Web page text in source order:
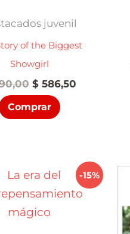
juvenil
of the Biggest
Showgirl
El
precio
original
era:
$586,50El
Comprar
-15%